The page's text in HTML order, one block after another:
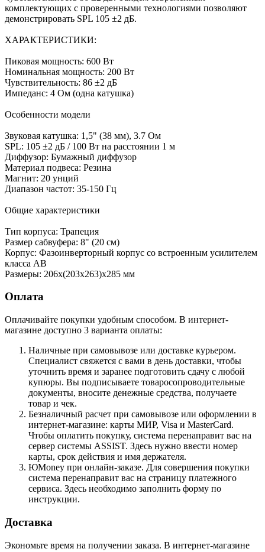
комплектующих с проверенными технологиями позволяют
демонстрировать SPL 105 ±2 дБ.
ХАРАКТЕРИСТИКИ:
Пиковая мощность: 600 Вт
Номинальная мощность: 200 Вт
Чувствительность: 86 ±2 дБ
Импеданс: 4 Ом (одна катушка)
Особенности модели
Звуковая катушка: 1,5" (38 мм), 3.7 Ом
SPL: 105 ±2 дБ / 100 Вт на расстоянии 1 м
Диффузор: Бумажный диффузор
Материал подвеса: Резина
Магнит: 20 унций
Диапазон частот: 35-150 Гц
Общие характеристики
Тип корпуса: Трапеция
Размер сабвуфера: 8" (20 см)
Корпус: Фазоинверторный корпус со встроенным усилителем
класса АВ
Размеры: 206х(203х263)х285 мм
Оплата
Оплачивайте покупки удобным способом. В интернет-
магазине доступно 3 варианта оплаты:
Наличные при самовывозе или доставке курьером.
Специалист свяжется с вами в день доставки, чтобы
уточнить время и заранее подготовить сдачу с любой
купюры. Вы подписываете товаросопроводительные
документы, вносите денежные средства, получаете
товар и чек.
Безналичный расчет при самовывозе или оформлении в
интернет-магазине: карты МИР, Visa и MasterCard.
Чтобы оплатить покупку, система перенаправит вас на
сервер системы ASSIST. Здесь нужно ввести номер
карты, срок действия и имя держателя.
ЮMoney при онлайн-заказе. Для совершения покупки
система перенаправит вас на страницу платежного
сервиса. Здесь необходимо заполнить форму по
инструкции.
Доставка
Экономьте время на получении заказа. В интернет-магазине